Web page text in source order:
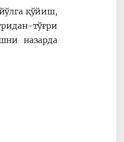
қўйиш,
тўғри
назарда